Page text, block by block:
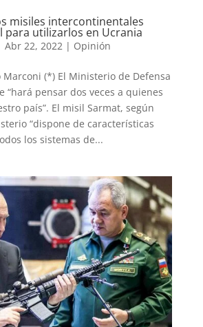
misiles intercontinentales
para utilizarlos en Ucrania
Abr 22, 2022| Opinión
(*) El Ministerio de Defensa
“hará pensar dos veces a quienes
país”. El misil Sarmat, según
“dispone de características
los sistemas de...